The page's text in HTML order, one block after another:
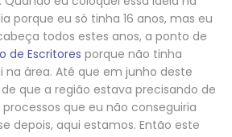
porque eu só tinha 16 anos, mas eu
todos estes anos, a ponto de
de Escritores porque não tinha
na área. Até que em junho deste
que a região estava precisando de
que eu não conseguiria
depois, aqui estamos. Então este